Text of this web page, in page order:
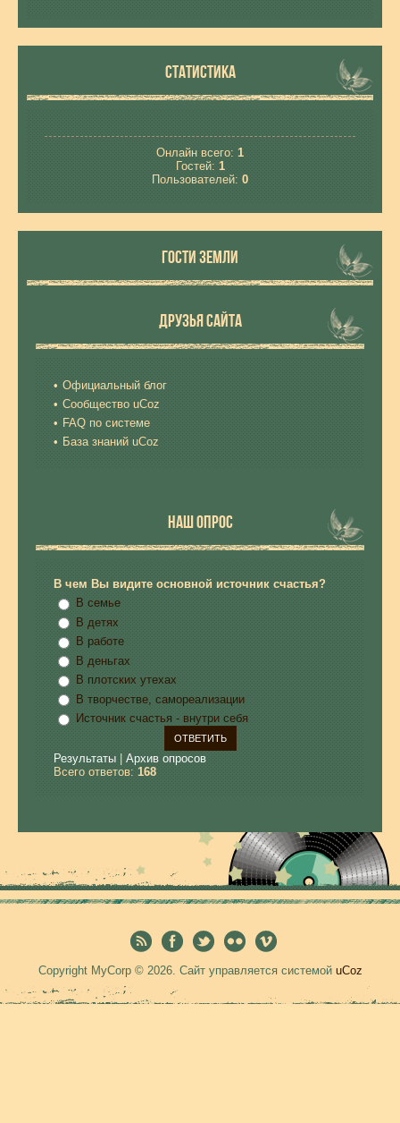
СТАТИСТИКА
Онлайн всего: 1
Гостей: 1
Пользователей: 0
ГОСТИ ЗЕМЛИ
ДРУЗЬЯ САЙТА
Официальный блог
Сообщество uCoz
FAQ по системе
База знаний uCoz
НАШ ОПРОС
В чем Вы видите основной источник счастья?
В семье
В детях
В работе
В деньгах
В плотских утехах
В творчестве, самореализации
Источник счастья - внутри себя
Результаты
Архив опросов
Всего ответов: 168
Copyright MyCorp © 2026. Сайт управляется системой uCoz